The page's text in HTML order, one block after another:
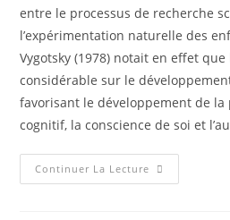
entre le processus de recherche
l’expérimentation naturelle des
Vygotsky (1978) notait en effet
considérable sur le
favorisant le développement de
cognitif, la conscience de soi et
Continuer La Lecture